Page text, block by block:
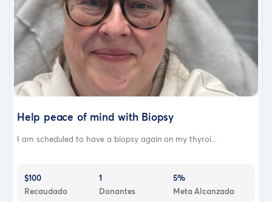
Help peace of mind with Biopsy
I am scheduled to have a biopsy again on my thyroi...
$100
Recaudado
1
Donantes
5%
Meta Alcanzada